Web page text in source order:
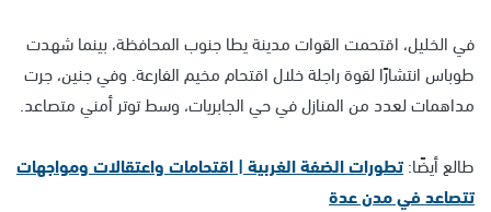
في الخليل، اقتحمت القوات مدينة يطا جنوب المحافظة، بينما شهدت
طوباس انتشارًا لقوة راجلة خلال اقتحام مخيم الفارعة. وفي جنين، جرت
مداهمات لعدد من المنازل في حي الجابريات، وسط توتر أمني متصاعد.
طالع أيضًا:تطورات الضفة الغربية | اقتحامات واعتقالات ومواجهات
تتصاعد في مدن عدة